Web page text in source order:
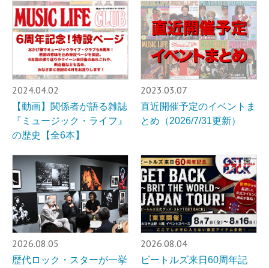
2024.04.02
【動画】関係者が語る雑誌
『ミュージック・ライフ』
の歴史【全6本】
2023.03.07
直近開催予定のイベントま
とめ（2026/7/31更新）
2026.08.05
歴代ロック・スターが一挙
2026.08.04
ビートルズ来日60周年記